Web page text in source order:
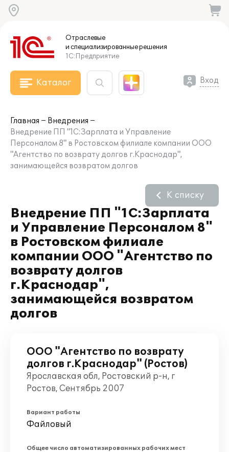
Отраслевые
и специализированныерешения
1С:Предприятие
Каталог Вход
Главная
Внедрения
Внедрение ПП "1С:Зарплата и Управление
Персоналом 8" в Ростовском филиале компании ООО
"Агентство по возврату долгов г.Краснодар",
занимающейся возвратом долгов
Внедрение ПП "1С:Зарплата
и Управление Персоналом 8"
в Ростовском филиале
компании ООО "Агентство по
возврату долгов
г.Краснодар",
занимающейся возвратом
долгов
К списку
ООО "Агентство по возврату
долгов г.Краснодар" (Ростов)
Ярославская обл, Ростовский р-н, г
Ростов, Сентябрь 2007
Вариант работы
Файловый
Общее число автоматизированных рабочих мест